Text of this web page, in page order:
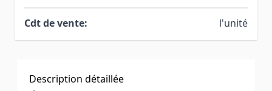
Cdt de vente: l'unité
Description détaillée